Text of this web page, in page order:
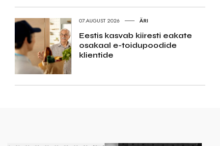
07.AUGUST 2026 ÄRI
Eestis kasvab kiiresti eakate
osakaal e-toidupoodide
klientide